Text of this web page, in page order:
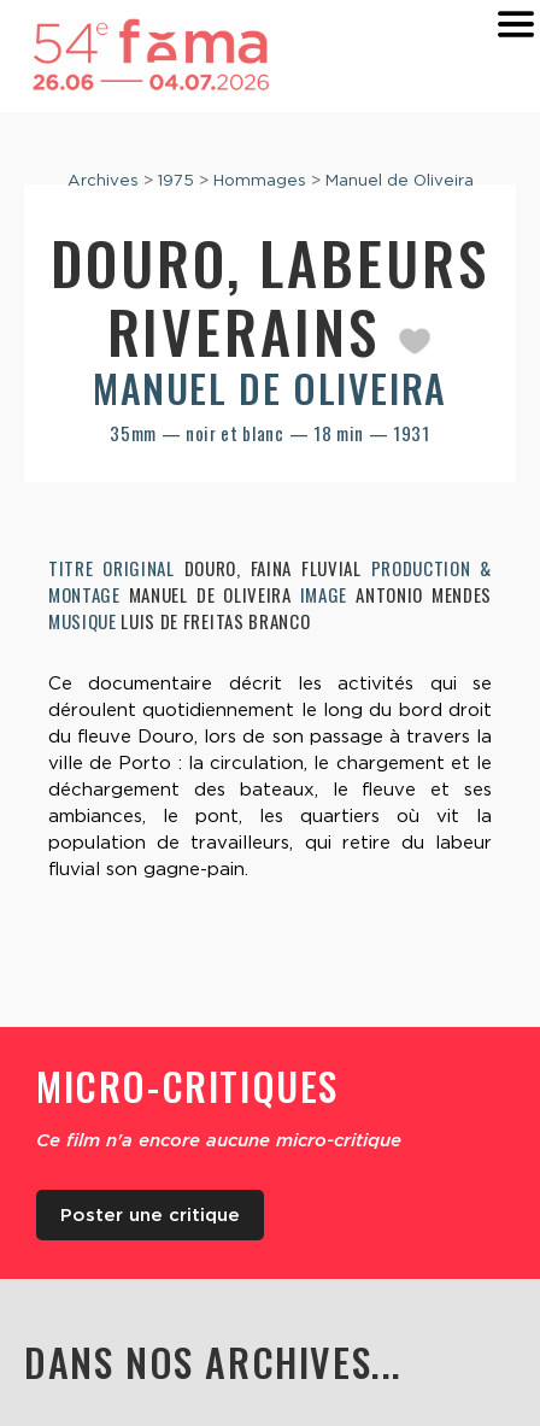
Archives > 1975 > Hommages > Manuel de Oliveira
DOURO, LABEURS
RIVERAINS
MANUEL DE OLIVEIRA
35mm — noir et blanc — 18 min — 1931
TITRE ORIGINAL DOURO, FAINA FLUVIAL PRODUCTION &
MONTAGE MANUEL DE OLIVEIRA IMAGEANTONIO MENDES
MUSIQUE LUIS DE FREITAS BRANCO
Ce documentaire décrit les activités qui se
déroulent quotidiennement le long du bord droit
du fleuve Douro, lors de son passage à travers la
ville de Porto : la circulation, le chargement et le
déchargement des bateaux, le fleuve et ses
ambiances, le pont, les quartiers où vit la
population de travailleurs, qui retire du labeur
fluvial son gagne-pain.
MICRO-CRITIQUES
Ce film n'a encore aucune micro-critique
Poster une critique
DANS NOS ARCHIVES...